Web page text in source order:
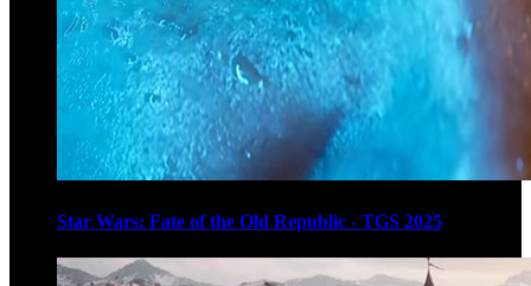
Star Wars: Fate of the Old Republic - TGS 2025